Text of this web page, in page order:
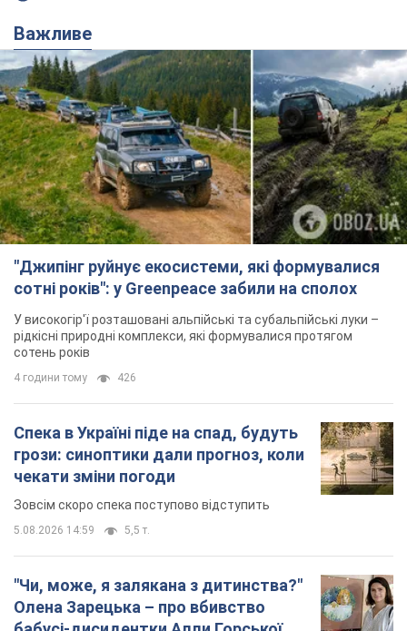
Важливе
"Джипінг руйнує екосистеми, які формувалися
сотні років": у Greenpeace забили на сполох
У високогір'ї розташовані альпійські та субальпійські луки –
рідкісні природні комплекси, які формувалися протягом
сотень років
4 години тому 426
Спека в Україні піде на спад, будуть
грози: синоптики дали прогноз, коли
чекати зміни погоди
Зовсім скоро спека поступово відступить
5.08.2026 14:59 5,5 т.
"Чи, може, я залякана з дитинства?"
Олена Зарецька – про вбивство